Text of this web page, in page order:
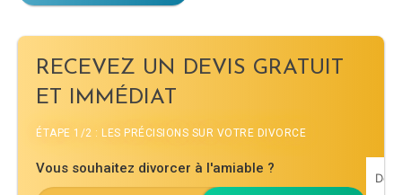
RECEVEZ UN DEVIS GRATUIT
ET IMMÉDIAT
ÉTAPE 1/2 : LES PRÉCISIONS SUR VOTRE DIVORCE
Vous souhaitez divorcer à l'amiable ?